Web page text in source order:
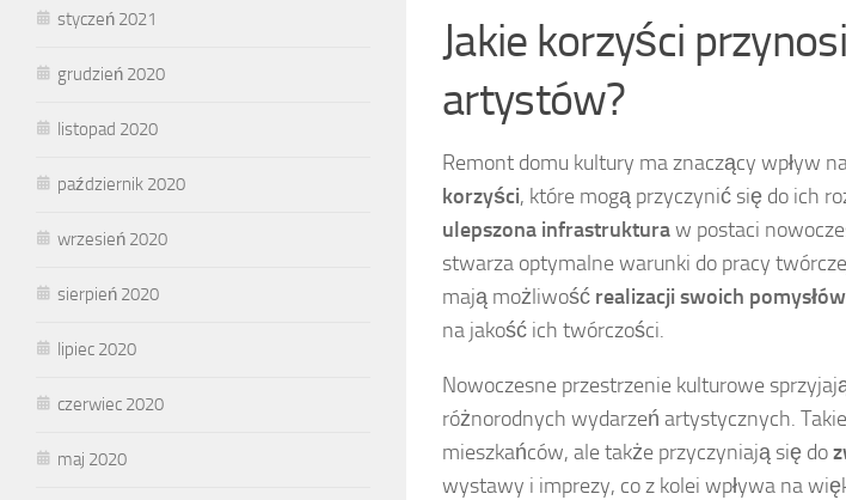
Jakie korzyści
artystów?
Remont domu kultury ma znaczący wpływ
korzyści, które mogą przyczynić się do ich
ulepszona infrastrukturaw postaci
stwarza optymalne warunki do pracy
mają możliwość realizacji swoich pomysłów
na jakość ich twórczości.
Nowoczesne przestrzenie kulturowe
różnorodnych wydarzeń artystycznych.
mieszkańców, ale także przyczyniają się do
wystawy i imprezy, co z kolei wpływa na
styczeń 2021
grudzień 2020
listopad 2020
październik 2020
wrzesień 2020
sierpień 2020
lipiec 2020
czerwiec 2020
maj 2020